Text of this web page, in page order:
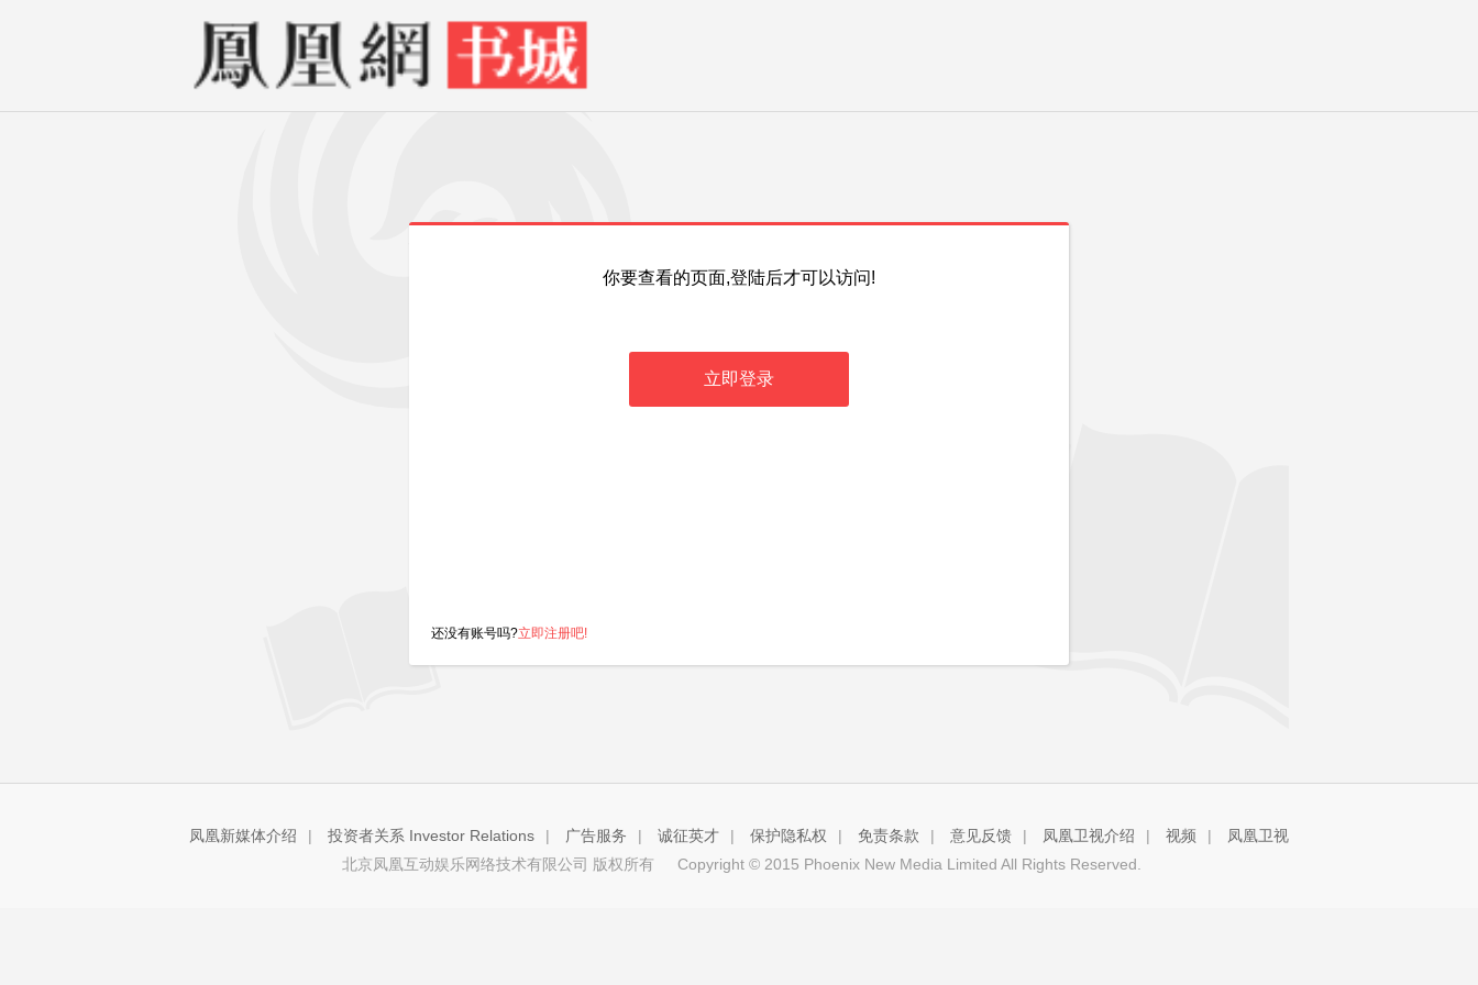
你要查看的页面,登陆后才可以访问!
立即登录
还没有账号吗?立即注册吧!
凤凰新媒体介绍 | 投资者关系 Investor Relations | 广告服务 | 诚征英才 | 保护隐私权 | 免责条款 | 意见反馈 | 凤凰卫视介绍 | 视频 |
凤凰卫视
北京凤凰互动娱乐网络技术有限公司 版权所有
Copyright © 2015 Phoenix New Media Limited All Rights Reserved.